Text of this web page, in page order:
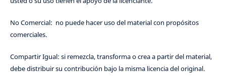
No Comercial: no puede hacer uso del material con propósitos
comerciales.
Compartir Igual: si remezcla, transforma o crea a partir del material,
debe distribuir su contribución bajo la misma licencia del original.